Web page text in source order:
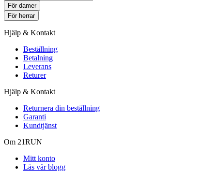
För damer
För herrar
Hjälp & Kontakt
Beställning
Betalning
Leverans
Returer
Hjälp & Kontakt
Returnera din beställning
Garanti
Kundtjänst
Om 21RUN
Mitt konto
Läs vår blogg